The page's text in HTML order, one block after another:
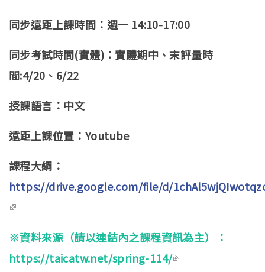
同步遠距上課時間：週一 14:10-17:00
同步考試時間(實體)：實體期中、末評量時
間:4/20、6/22
授課語言：中文
遠距上課位置：Youtube
課程大綱：
https://drive.google.com/file/d/
(link is external)
※資料來源（請以連結內之課程資訊為主）：
https://taicatw.net/spring-114/(link is external)